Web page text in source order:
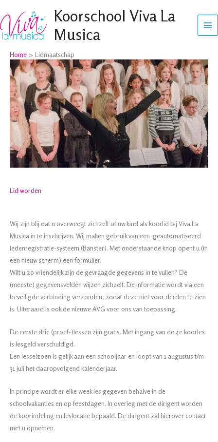
naar
de
inhoud
Koorschool Viva La
Musica
Home Lidmaatschap
Lid worden
Wij zijn blij dat u overweegt zichzelf of uw kind als koorlid bij Viva La
Musica in te inschrijven. Wij maken gebruik van een geautomatiseerd
ledenregistratie-systeem (Banster). Met onderstaande knop opent u (in
een nieuw scherm) een formulier.
Wilt u zo vriendelijk zijn de gevraagde gegevens in te vullen? De
(meeste) gegevensvelden wijzen zichzelf. De informatie wordt via een
beveiligde verbinding verzonden, zodat deze niet voor derden te zien
is. Uiteraard is ook de nieuwe AVG voor ons van toepassing.
De eerste drie (proef-)lessen zijn gratis. Met ingang van de 4e koorles
is lesgeld verschuldigd.
Een lesseizoen is gelijk aan een schooljaar en loopt van 1 augustus t/m
31 juli het daaropvolgend kalenderjaar.
In principe wordt er elke week les gegeven behalve in de
schoolvakanties en op feestdagen. In overleg met de dirigent worden
de koorindeling en leslocatie bepaald. De dirigent zal hierover contact
met u opnemen.